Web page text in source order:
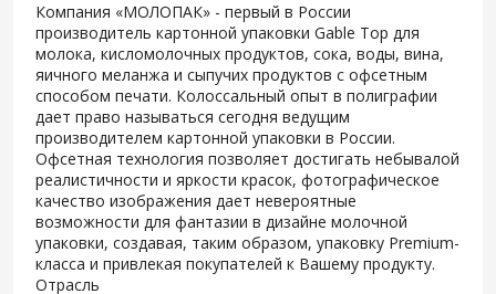
Компания «МОЛОПАК» - первый в России
производитель картонной упаковки Gable Top для
молока, кисломолочных продуктов, сока, воды, вина,
яичного меланжа и сыпучих продуктов с офсетным
способом печати. Колоссальный опыт в полиграфии
дает право называться сегодня ведущим
производителем картонной упаковки в России.
Офсетная технология позволяет достигать небывалой
реалистичности и яркости красок, фотографическое
качество изображения дает невероятные
возможности для фантазии в дизайне молочной
упаковки, создавая, таким образом, упаковку Premium-
класса и привлекая покупателей к Вашему продукту.
Отрасль